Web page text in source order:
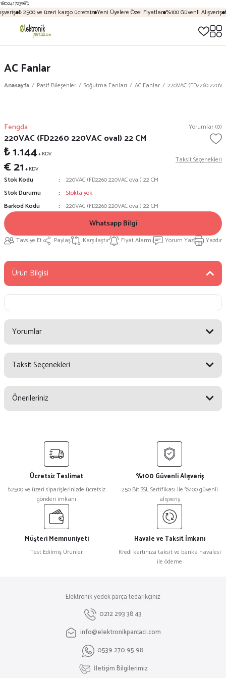
18024172398');
₺ 2500 ve üzeri kargo ücretsiz Yeni Üyelere Özel Fiyatlar %100 Güvenli Alışveriş
AC Fanlar
Anasayfa Pasif Bileşenler Soğutma Fanları AC Fanlar 220VAC (FD2260
Fengda Yorumlar (0)
220VAC (FD2260 220VAC oval) 22 CM
₺ 1.144+ KDV
€ 21 + KDV
Taksit Seçenekleri
Stok Kodu
220VAC (FD2260 220VAC oval) 22 CM
Stok Durumu
Stokta yok
Barkod Kodu
220VAC (FD2260 220VAC oval) 22 CM
Whatsapp Bilgi
Tavsiye Et Paylaş Karşılaştır Fiyat Alarmı Yorum Yaz Yazdır
Ürün Bilgisi
Yorumlar
Yorum Yaz
Taksit Seçenekleri
Önerileriniz
yetersiz gördüğünüz noktaları öneri formunu kullanarak tarafımıza
Görüş ve önerileriniz için teşekkür ederiz.
Ürün resmi kalitesiz, bozuk veya görüntülenemiyor.
Ürün açıklamasında eksik bilgiler bulunuyor.
Ürün bilgilerinde hatalar bulunuyor.
Ürün fiyatı diğer sitelerden daha pahalı.
Bu ürüne benzer farklı alternatifler olmalı.
Gönder
Ücretsiz Teslimat
₺2500 ve üzeri siparişlerinizde ücretsiz
gönderi imkanı
%100 Güvenli Alışveriş
250 Bit SSL Sertifikası ile %100 güvenli
alışveriş
Müşteri Memnuniyeti
Test Edilmiş Ürünler
Havale ve Taksit İmkanı
Kredi kartınıza taksit ve banka havalesi
ile ödeme
Elektronik yedek parça tedarikçiniz
0212 293 38 43
info@elektronikparcaci.com
0539 270 95 98
İletişim Bilgilerimiz